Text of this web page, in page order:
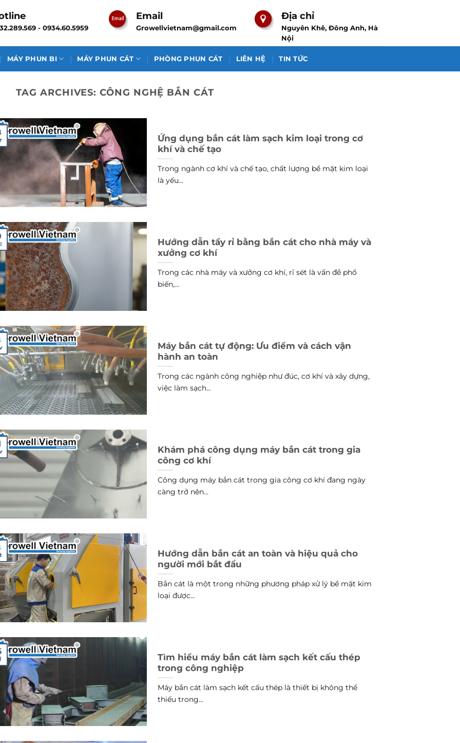
- 0934.60.5959
Email
Growellvietnam@gmail.com
Địa chỉ
Nguyên Khê, Đông Anh, Hà
Nội
MÁY PHUN BI MÁY PHUN CÁT PHÒNG PHUN CÁT LIÊN HỆ TIN TỨC
TAG ARCHIVES:CÔNG NGHỆ BẮN CÁT
Ứng dụng bắn cát làm sạch kim loại trong cơ
khí và chế tạo
Trong ngành cơ khí và chế tạo, chất lượng bề mặt kim loại
là yếu...
Hướng dẫn tẩy rỉ bằng bắn cát cho nhà máy và
xưởng cơ khí
Trong các nhà máy và xưởng cơ khí, rỉ sét là vấn đề phổ
biến,...
Máy bắn cát tự động: Ưu điểm và cách vận
hành an toàn
Trong các ngành công nghiệp như đúc, cơ khí và xây dựng,
việc làm sạch...
Khám phá công dụng máy bắn cát trong gia
công cơ khí
Công dụng máy bắn cát trong gia công cơ khí đang ngày
càng trở nên...
Hướng dẫn bắn cát an toàn và hiệu quả cho
người mới bắt đầu
Bắn cát là một trong những phương pháp xử lý bề mặt kim
loại được...
Tìm hiểu máy bắn cát làm sạch kết cấu thép
trong công nghiệp
Máy bắn cát làm sạch kết cấu thép là thiết bị không thể
thiếu trong...